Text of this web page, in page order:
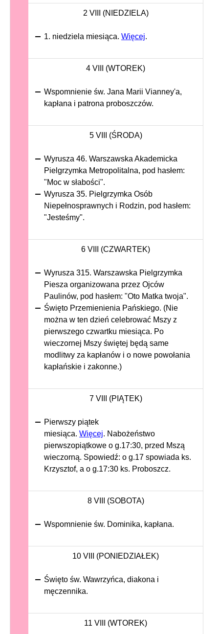
2 VIII (NIEDZIELA)
1. niedziela miesiąca. Więcej.
4 VIII (WTOREK)
Wspomnienie św. Jana Marii Vianney'a,
kapłana i patrona proboszczów.
5 VIII (ŚRODA)
Wyrusza 46. Warszawska Akademicka
Pielgrzymka Metropolitalna, pod hasłem:
"Moc w słabości".
Wyrusza 35. Pielgrzymka Osób
Niepełnosprawnych i Rodzin, pod hasłem:
"Jesteśmy".
6 VIII (CZWARTEK)
Wyrusza 315. Warszawska Pielgrzymka
Piesza organizowana przez Ojców
Paulinów, pod hasłem: "Oto Matka twoja".
Święto Przemienienia Pańskiego. (Nie
można w ten dzień celebrować Mszy z
pierwszego czwartku miesiąca. Po
wieczornej Mszy świętej będą same
modlitwy za kapłanów i o nowe powołania
kapłańskie i zakonne.)
7 VIII (PIĄTEK)
Pierwszy piątek
miesiąca. Więcej. Nabożeństwo
pierwszopiątkowe o g.17:30, przed Mszą
wieczorną. Spowiedź: o g.17 spowiada ks.
Krzysztof, a o g.17:30 ks. Proboszcz.
8 VIII (SOBOTA)
Wspomnienie św. Dominika, kapłana.
10 VIII (PONIEDZIAŁEK)
Święto św. Wawrzyńca, diakona i
męczennika.
11 VIII (WTOREK)